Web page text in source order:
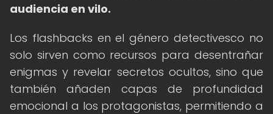
audiencia en vilo.
Los flashbacks en el género detectivesco no
solo sirven como recursos para desentrañar
enigmas y revelar secretos ocultos, sino que
también añaden capas de profundidad
emocional a los protagonistas, permitiendo a